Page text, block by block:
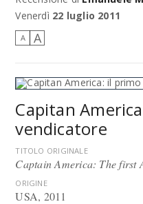
Venerdì 22 luglio 2011
A A
Capitan
vendicatore
TITOLO ORIGINALE
Captain America: The first
ORIGINE
USA, 2011